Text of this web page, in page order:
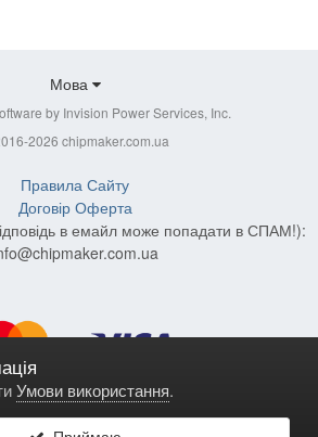
Мова
by Invision Power Services, Inc.
2026 chipmaker.com.ua
Умови використання.
Правила Сайту
Договір Оферта
в емайл може попадати в СПАМ!):